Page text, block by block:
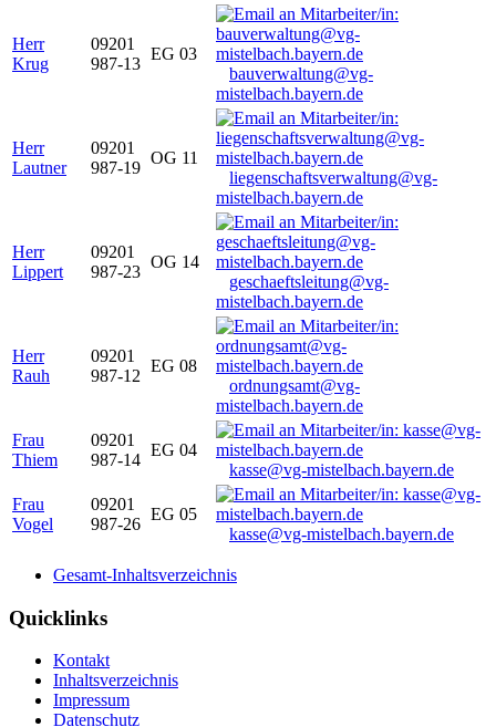
Herr
Krug
09201
987-13
EG 03
bauverwaltung@vg-
mistelbach.bayern.de
Herr
Lautner
09201
987-19
OG 11
liegenschaftsverwaltung@vg-
mistelbach.bayern.de
Herr
Lippert
09201
987-23
OG 14
geschaeftsleitung@vg-
mistelbach.bayern.de
Herr
Rauh
09201
987-12
EG 08
ordnungsamt@vg-
mistelbach.bayern.de
Frau
Thiem
09201
987-14
EG 04
kasse@vg-mistelbach.bayern.de
Frau
Vogel
09201
987-26
EG 05
kasse@vg-mistelbach.bayern.de
Gesamt-Inhaltsverzeichnis
Quicklinks
Kontakt
Inhaltsverzeichnis
Impressum
Datenschutz